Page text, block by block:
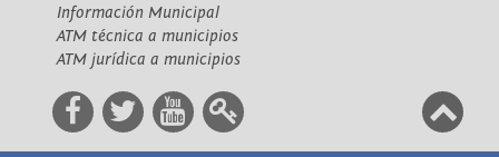
Información Municipal
ATM técnica a municipios
ATM jurídica a municipios